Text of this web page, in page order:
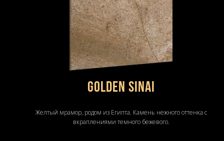
Golden Sinai
Желтый мрамор, родом из Египта. Камень нежного оттенка с
вкраплениями темного бежевого.